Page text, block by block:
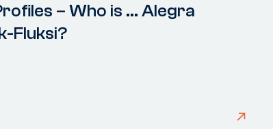
– Who is ... Alegra
Fluksi?